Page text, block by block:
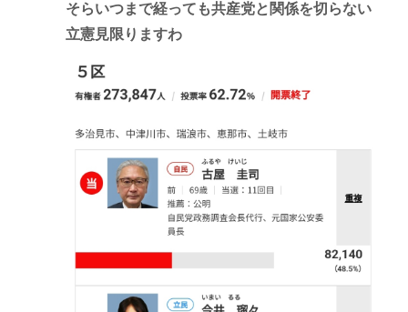
そらいつまで経っても共産党と関係を切らない
立憲見限りますわ